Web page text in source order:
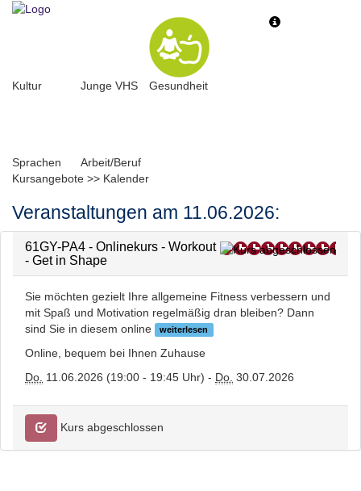
Toggle
Kultur Junge VHS Gesundheit
Sprachen
Arbeit/Beruf
Kursangebote >> Kalender
Veranstaltungen am 11.06.2026:
61GY-PA4 - Onlinekurs - Workout
- Get in Shape
Sie möchten gezielt Ihre allgemeine Fitness verbessern und
mit Spaß und Motivation regelmäßig dran bleiben? Dann
sind Sie in diesem online
weiterlesen
Online, bequem bei Ihnen Zuhause
Do. 11.06.2026 (19:00 - 19:45 Uhr) - Do. 30.07.2026
Kurs abgeschlossen